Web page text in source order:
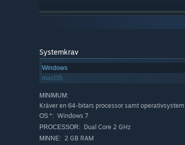
Systemkrav
Windows
macOS
MINIMUM:
Kräver en 64-bitars processor samt operativsystem
OS *: Windows 7
PROCESSOR: Dual Core 2 GHz
MINNE: 2 GB RAM